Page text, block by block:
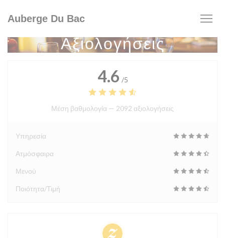
Auberge Du Bac
Αξιολογήσεις
4.6 /5
Μέση βαθμολογία — 2092 αξιολογήσεις
Υπηρεσία
Ατμόσφαιρα
Μενού
Ποιότητα/Τιμή